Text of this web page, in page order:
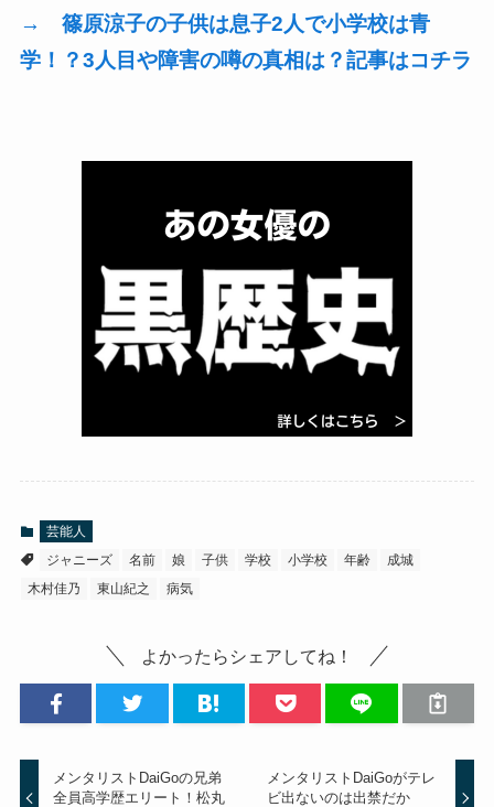
→ 篠原涼子の子供は息子2人で小学校は青
学！？3人目や障害の噂の真相は？記事はコチラ
芸能人
ジャニーズ
名前 娘 子供 学校 小学校 年齢
成城
木村佳乃
東山紀之 病気
よかったらシェアしてね！
メンタリストDaiGoの兄弟
全員高学歴エリート！松丸
メンタリストDaiGoがテレ
ビ出ないのは出禁だか